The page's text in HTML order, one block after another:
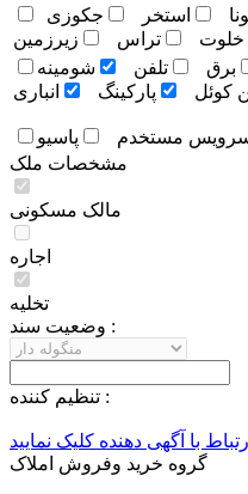
استخر
جکوزی
خلوت تراس
زيرزمين
برق تلفن شومينه
کوئل پارکينگ انباری
مستخدم
پاسيو
مشخصات ملک
مالک مسکونی
اجاره
تخلیه
وضعيت سند :
تنظيم کننده :
با آگهی دهنده کلیک نمایید
گروه خرید وفروش املاک